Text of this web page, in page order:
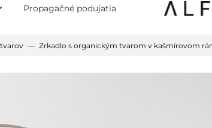
Propagačné podujatia
Zrkadlo s organickým tvarom v kašmírovom